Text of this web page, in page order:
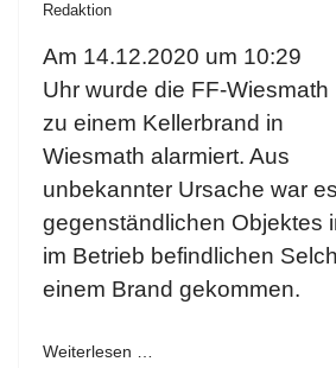
Redaktion
Am 14.12.2020 um 10:29
Uhr wurde die FF-Wiesmath
zu einem Kellerbrand in
Wiesmath alarmiert. Aus
unbekannter Ursache war
gegenständlichen Objektes
im Betrieb befindlichen
einem Brand gekommen.
Weiterlesen …